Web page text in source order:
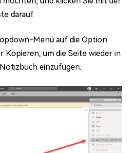
darauf.
Menü auf die Option
Kopieren, um die Seite wieder in
einzufügen.